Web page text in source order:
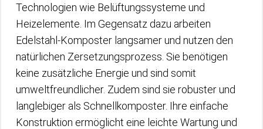
Technologien wie Belüftungssysteme und
Heizelemente. Im Gegensatz dazu arbeiten
Edelstahl-Komposter langsamer und nutzen den
natürlichen Zersetzungsprozess. Sie benötigen
keine zusätzliche Energie und sind somit
umweltfreundlicher. Zudem sind sie robuster und
langlebiger als Schnellkomposter. Ihre einfache
Konstruktion ermöglicht eine leichte Wartung und